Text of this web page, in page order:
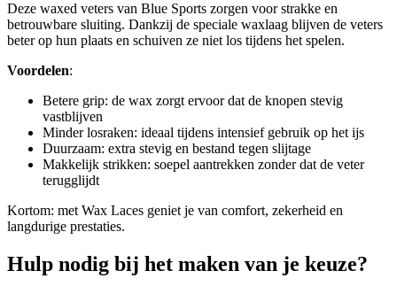
Deze waxed veters van Blue Sports zorgen voor strakke en
betrouwbare sluiting. Dankzij de speciale waxlaag blijven de veters
beter op hun plaats en schuiven ze niet los tijdens het spelen.
Voordelen:
Betere grip: de wax zorgt ervoor dat de knopen stevig
vastblijven
Minder losraken: ideaal tijdens intensief gebruik op het ijs
Duurzaam: extra stevig en bestand tegen slijtage
Makkelijk strikken: soepel aantrekken zonder dat de veter
terugglijdt
Kortom: met Wax Laces geniet je van comfort, zekerheid en
langdurige prestaties.
Hulp nodig bij het maken van je keuze?